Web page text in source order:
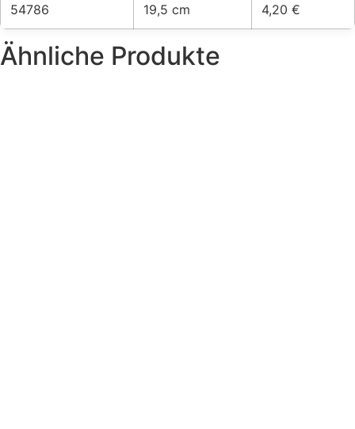
54786 19,5 cm 4,20 €
Ähnliche Produkte